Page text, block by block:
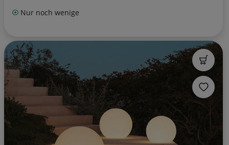
Nur noch wenige